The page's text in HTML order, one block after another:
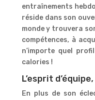
entraînements
réside dans son
monde y trouvera
compétences, à
n’importe quel
calories !
L’esprit
En plus de son